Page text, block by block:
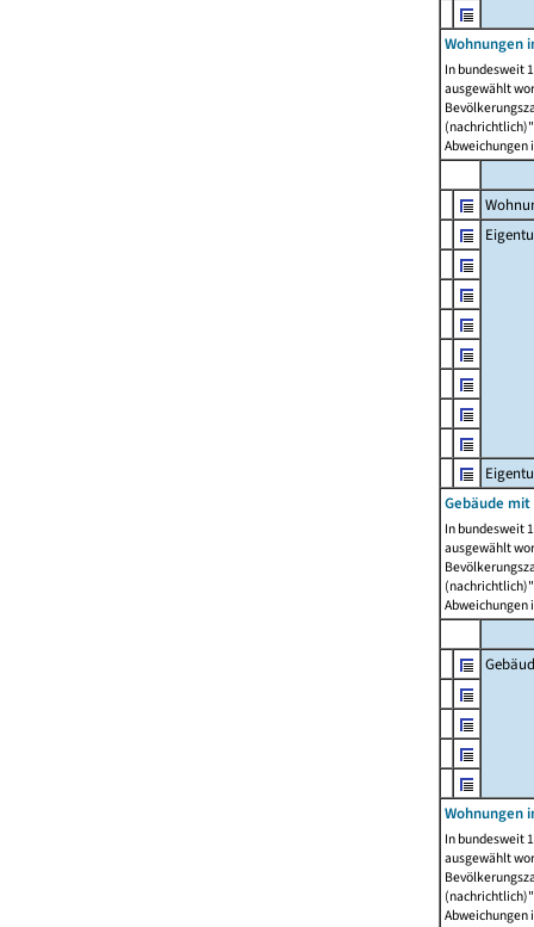
Wohnungen
In bundesweit
ausgewählt
Abweichungen
Gebäude
In bundesweit
ausgewählt
Abweichungen
Wohnungen
In bundesweit
ausgewählt
Abweichungen